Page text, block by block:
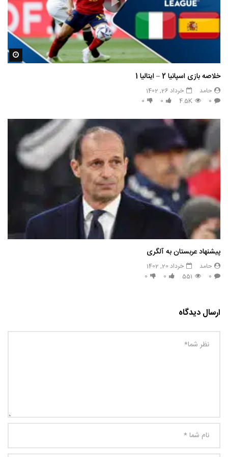
خلاصه بازی اسپانیا 2 – ایتالیا 1
حامد
خرداد 26, 1402
0
4.5K
0
0
پیشنهاد عربستان به آلگری
حامد
خرداد 20, 1402
0
551
0
0
ارسال دیدگاه